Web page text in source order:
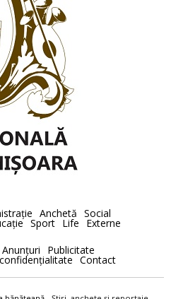
Anchetă Social
Sport Life Externe
Anunţuri Publicitate
Contact